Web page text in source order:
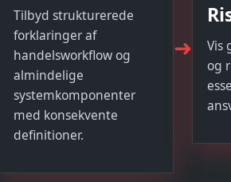
Tilbyd strukturerede
forklaringer af
handelsworkflow og
almindelige
systemkomponenter
med konsekvente
definitioner.
➜
Vis
og